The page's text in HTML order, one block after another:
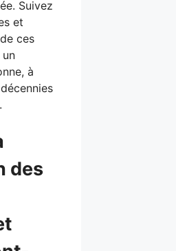
Suivez
et
ces
à
des